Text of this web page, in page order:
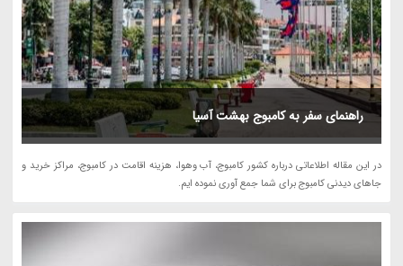
راهنمای سفر به کامبوج بهشت آسیا
در این مقاله اطلاعاتی درباره کشور کامبوج، آب وهوا، هزینه اقامت در کامبوج، مراکز خرید و
جاهای دیدنی کامبوج برای شما جمع آوری نموده ایم.